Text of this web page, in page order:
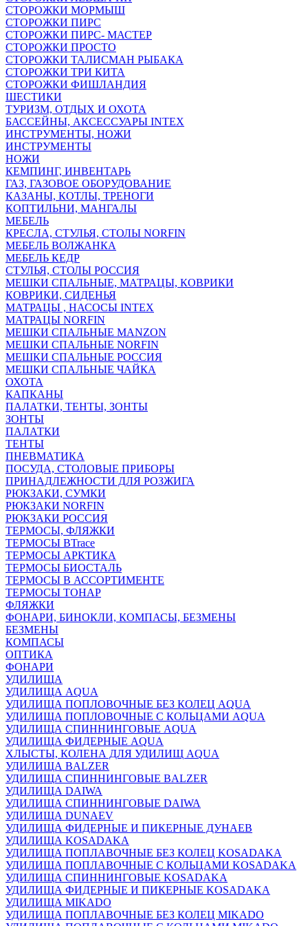
СТОРОЖКИ МОРМЫШ
СТОРОЖКИ ПИРС
СТОРОЖКИ ПИРС- МАСТЕР
СТОРОЖКИ ПРОСТО
СТОРОЖКИ ТАЛИСМАН РЫБАКА
СТОРОЖКИ ТРИ КИТА
СТОРОЖКИ ФИШЛАНДИЯ
ШЕСТИКИ
ТУРИЗМ, ОТДЫХ И ОХОТА
БАССЕЙНЫ, АКСЕССУАРЫ INTEX
ИНСТРУМЕНТЫ, НОЖИ
ИНСТРУМЕНТЫ
НОЖИ
КЕМПИНГ, ИНВЕНТАРЬ
ГАЗ, ГАЗОВОЕ ОБОРУДОВАНИЕ
КАЗАНЫ, КОТЛЫ, ТРЕНОГИ
КОПТИЛЬНИ, МАНГАЛЫ
МЕБЕЛЬ
КРЕСЛА, СТУЛЬЯ, СТОЛЫ NORFIN
МЕБЕЛЬ ВОЛЖАНКА
МЕБЕЛЬ КЕДР
СТУЛЬЯ, СТОЛЫ РОССИЯ
МЕШКИ СПАЛЬНЫЕ, МАТРАЦЫ, КОВРИКИ
КОВРИКИ, СИДЕНЬЯ
МАТРАЦЫ , НАСОСЫ INTEX
МАТРАЦЫ NORFIN
МЕШКИ СПАЛЬНЫЕ MANZON
МЕШКИ СПАЛЬНЫЕ NORFIN
МЕШКИ СПАЛЬНЫЕ РОССИЯ
МЕШКИ СПАЛЬНЫЕ ЧАЙКА
ОХОТА
КАПКАНЫ
ПАЛАТКИ, ТЕНТЫ, ЗОНТЫ
ЗОНТЫ
ПАЛАТКИ
ТЕНТЫ
ПНЕВМАТИКА
ПОСУДА, СТОЛОВЫЕ ПРИБОРЫ
ПРИНАДЛЕЖНОСТИ ДЛЯ РОЗЖИГА
РЮКЗАКИ, СУМКИ
РЮКЗАКИ NORFIN
РЮКЗАКИ РОССИЯ
ТЕРМОСЫ, ФЛЯЖКИ
ТЕРМОСЫ BTrace
ТЕРМОСЫ АРКТИКА
ТЕРМОСЫ БИОСТАЛЬ
ТЕРМОСЫ В АССОРТИМЕНТЕ
ТЕРМОСЫ ТОНАР
ФЛЯЖКИ
ФОНАРИ, БИНОКЛИ, КОМПАСЫ, БЕЗМЕНЫ
БЕЗМЕНЫ
КОМПАСЫ
ОПТИКА
ФОНАРИ
УДИЛИЩА
УДИЛИЩА AQUA
УДИЛИЩА ПОПЛОВОЧНЫЕ БЕЗ КОЛЕЦ AQUA
УДИЛИЩА ПОПЛОВОЧНЫЕ С КОЛЬЦАМИ AQUA
УДИЛИЩА СПИННИНГОВЫЕ AQUA
УДИЛИЩА ФИДЕРНЫЕ AQUA
ХЛЫСТЫ, КОЛЕНА ДЛЯ УДИЛИЩ AQUA
УДИЛИЩА BALZER
УДИЛИЩА СПИННИНГОВЫЕ BALZER
УДИЛИЩА DAIWA
УДИЛИЩА СПИННИНГОВЫЕ DAIWA
УДИЛИЩА DUNAEV
УДИЛИЩА ФИДЕРНЫЕ И ПИКЕРНЫЕ ДУНАЕВ
УДИЛИЩА KOSADAKA
УДИЛИЩА ПОПЛАВОЧНЫЕ БЕЗ КОЛЕЦ KOSADAKA
УДИЛИЩА ПОПЛАВОЧНЫЕ С КОЛЬЦАМИ KOSADAKA
УДИЛИЩА СПИННИНГОВЫЕ KOSADAKA
УДИЛИЩА ФИДЕРНЫЕ И ПИКЕРНЫЕ KOSADAKA
УДИЛИЩА MIKADO
УДИЛИЩА ПОПЛАВОЧНЫЕ БЕЗ КОЛЕЦ MIKADO